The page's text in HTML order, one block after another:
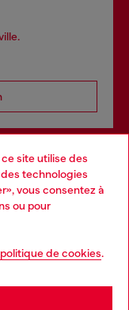
site utilise des
technologies
vous consentez à
ou pour
de cookies.
en magasin.
but it seems you